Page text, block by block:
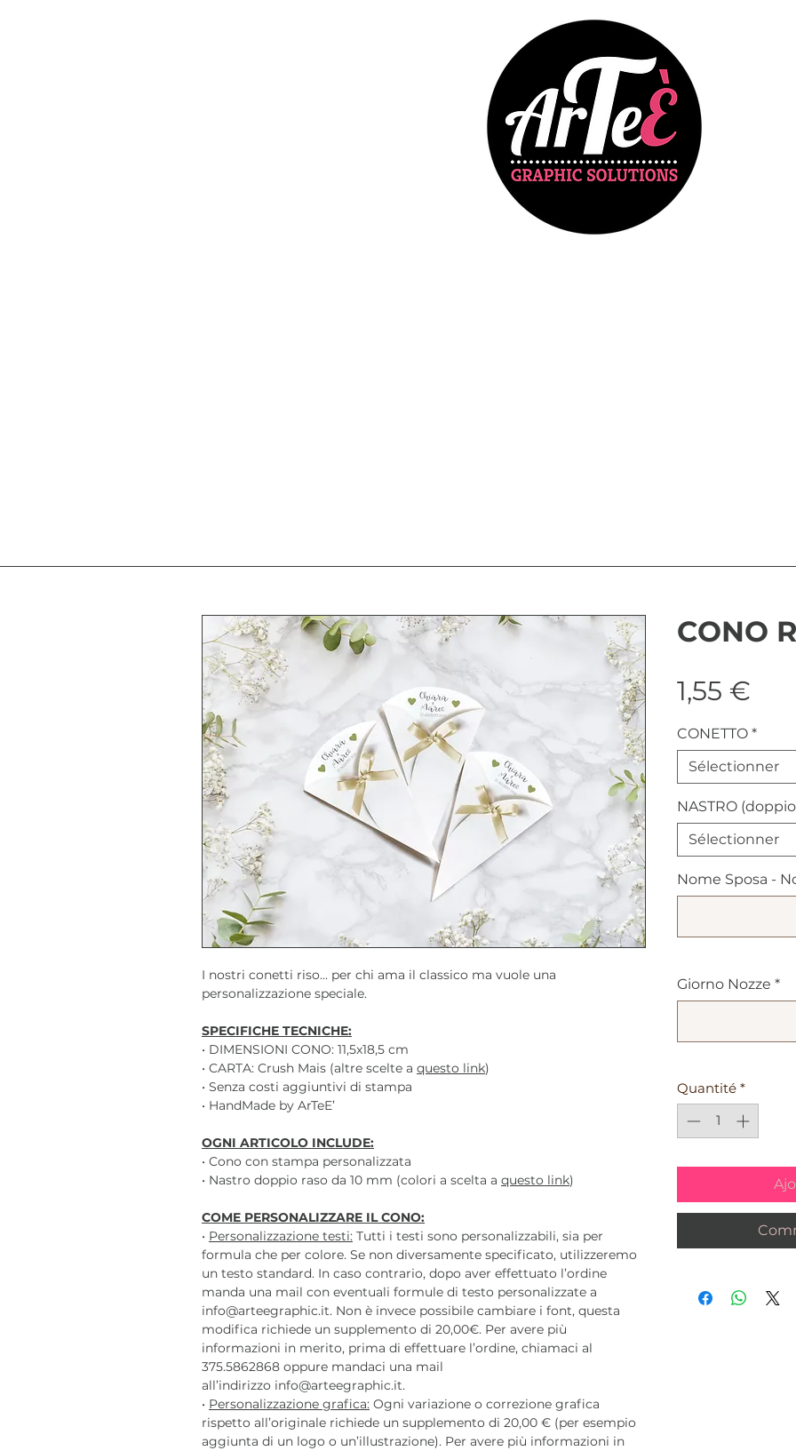
I nostri conetti riso... per chi ama il classico ma vuole una
personalizzazione speciale.
SPECIFICHE TECNICHE:
• DIMENSIONI CONO: 11,5x18,5 cm
• CARTA: Crush Mais (altre scelte a questo link)
• Senza costi aggiuntivi di stampa
• HandMade by ArTeE’
OGNI ARTICOLO INCLUDE:
• Cono con stampa personalizzata
• Nastro doppio raso da 10 mm (colori a scelta a questo link)
COME PERSONALIZZARE IL CONO:
• Personalizzazione testi: Tutti i testi sono personalizzabili, sia per
formula che per colore. Se non diversamente specificato, utilizzeremo
un testo standard. In caso contrario, dopo aver effettuato l’ordine
manda una mail con eventuali formule di testo personalizzate a
info@arteegraphic.it. Non è invece possibile cambiare i font, questa
modifica richiede un supplemento di 20,00€. Per avere più
informazioni in merito, prima di effettuare l’ordine, chiamaci al
375.5862868 oppure mandaci una mail
all’indirizzo info@arteegraphic.it.
• Personalizzazione grafica: Ogni variazione o correzione grafica
rispetto all’originale richiede un supplemento di 20,00 € (per esempio
aggiunta di un logo o un’illustrazione). Per avere più informazioni in
CONO
1,55 €
CONETTO *
Sélectionner
NASTRO
Sélectionner
Nome Sposa -
Giorno Nozze *
Quantité *